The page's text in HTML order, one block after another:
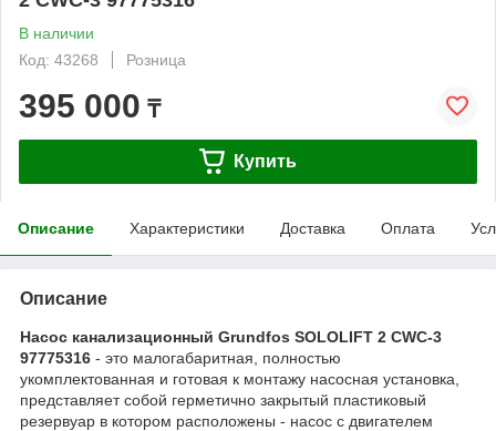
В наличии
Код: 43268
Розница
395 000 ₸
Купить
Описание Характеристики Доставка Оплата
Описание
Насос канализационный Grundfos SOLOLIFT 2 CWC-3
97775316 - это малогабаритная, полностью
укомплектованная и готовая к монтажу насосная установка,
представляет собой герметично закрытый пластиковый
резервуар в котором расположены - насос с двигателем